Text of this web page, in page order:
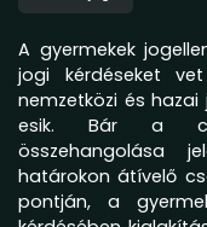
A gyermekek
jogi kérdéseket
nemzetközi és
esik. Bár a
összehangolása
határokon átívelő
pontján, a